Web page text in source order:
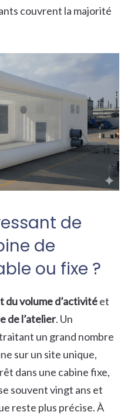
couvrent la majorité
de
de
ou fixe ?
du volume d’activitéet
de l’atelier. Un
un grand nombre
sur un site unique,
dans une cabine fixe,
souvent vingt ans et
reste plus précise. À